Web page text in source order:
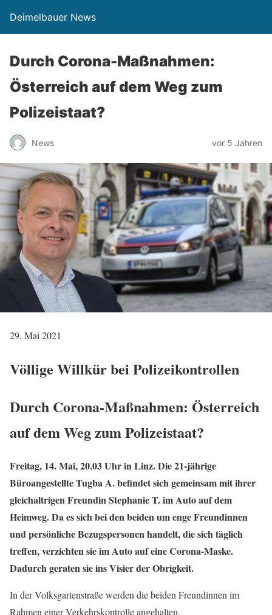
Deimelbauer News
Durch Corona-Maßnahmen:
Österreich auf dem Weg zum
Polizeistaat?
News vor 5 Jahren
29. Mai 2021
Völlige Willkür bei Polizeikontrollen
Durch Corona-Maßnahmen: Österreich
auf dem Weg zum Polizeistaat?
Freitag, 14. Mai, 20.03 Uhr in Linz. Die 21-jährige
Büroangestellte Tugba A. befindet sich gemeinsam mit ihrer
gleichaltrigen Freundin Stephanie T. im Auto auf dem
Heimweg. Da es sich bei den beiden um enge Freundinnen
und persönliche Bezugspersonen handelt, die sich täglich
treffen, verzichten sie im Auto auf eine Corona-Maske.
Dadurch geraten sie ins Visier der Obrigkeit.
In der Volksgartenstraße werden die beiden Freundinnen im
Rahmen einer Verkehrskontrolle angehalten.